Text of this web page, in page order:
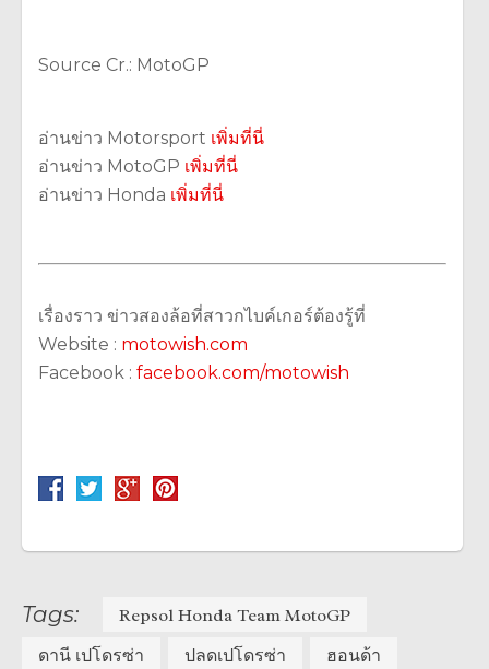
Source Cr.: MotoGP
อ่านข่าว Motorsport เพิ่มที่นี่
อ่านข่าว MotoGP เพิ่มที่นี่
อ่านข่าว Honda เพิ่มที่นี่
เรื่องราว ข่าวสองล้อที่สาวกไบค์เกอร์ต้องรู้ที่
Website : motowish.com
Facebook : facebook.com/motowish
Tags:
Repsol Honda Team MotoGP
ดานี เปโดรซ่า
ปลดเปโดรซ่า ฮอนด้า